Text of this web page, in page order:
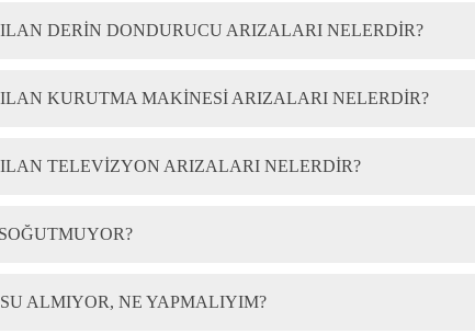
DERIN DONDURUCU ARIZALARI NELERDIR?
KURUTMA MAKINESI ARIZALARI NELERDIR?
TELEVIZYON ARIZALARI NELERDIR?
ALMIYOR, NE YAPMALIYIM?